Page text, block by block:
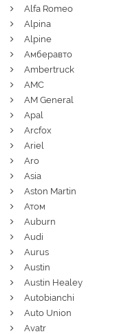
Alfa Romeo
Alpina
Alpine
Амберавто
Ambertruck
AMC
AM General
Apal
Arcfox
Ariel
Aro
Asia
Aston Martin
Атом
Auburn
Audi
Aurus
Austin
Austin Healey
Autobianchi
Auto Union
Avatr